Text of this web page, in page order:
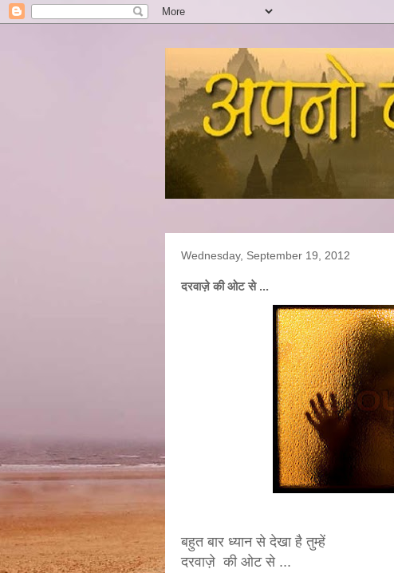
Wednesday, September 19, 2012
दरवाज़े की ओट से ...
बहुत बार ध्यान से देखा है तुम्हें
दरवाज़े की ओट से ...